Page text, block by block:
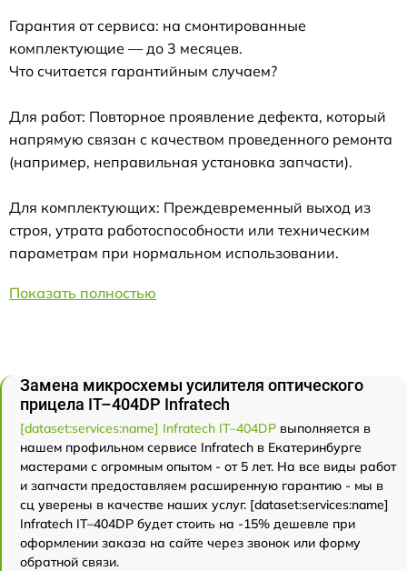
Гарантия от сервиса: на смонтированные
комплектующие — до 3 месяцев.
Что считается гарантийным случаем?
Для работ: Повторное проявление дефекта, который
напрямую связан с качеством проведенного ремонта
(например, неправильная установка запчасти).
Для комплектующих: Преждевременный выход из
строя, утрата работоспособности или техническим
параметрам при нормальном использовании.
Показать полностью
Замена микросхемы усилителя оптического
прицела IT–404DP Infratech
[dataset:services:name] Infratech IT–404DP выполняется в
нашем профильном сервисе Infratech в Екатеринбурге
мастерами с огромным опытом - от 5 лет. На все виды работ
и запчасти предоставляем расширенную гарантию - мы в
сц уверены в качестве наших услуг. [dataset:services:name]
Infratech IT–404DP будет стоить на -15% дешевле при
оформлении заказа на сайте через звонок или форму
обратной связи.